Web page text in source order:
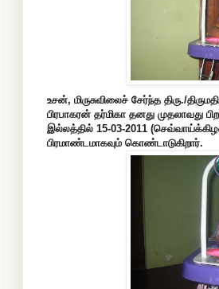
உசன், மிருசுவிலைச் சேர்ந்த திரு./
பிரபாகரன் தர்மிகா தனது முதலாவது
இல்லத்தில் 15-03-2011
பிரமாண்டமாகவும் கொண்டாடுகிறார்.